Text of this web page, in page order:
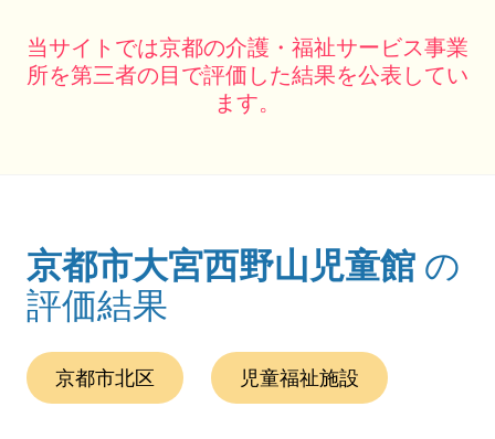
当サイトでは京都の介護・福祉サービス事業
所を第三者の目で評価した結果を公表してい
ます。
(ページのタイトル)
京都市大宮西野山児童館 の
評価結果
この事業所の所在エリアは、
京都市北区
です。
種別は
児童福祉施設